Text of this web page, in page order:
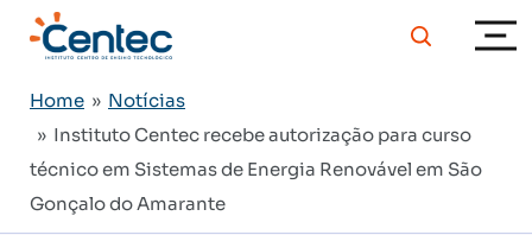
Home » Notícias
» Instituto Centec recebe autorização para curso
técnico em Sistemas de Energia Renovável em São
Gonçalo do Amarante